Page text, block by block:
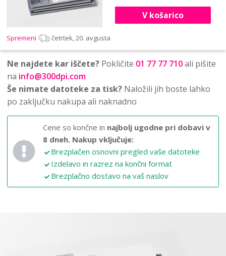
V košarico
Spremeni četrtek, 20. avgusta
Ne najdete kar iščete? Pokličite 01 77 77 710ali pišite
na info@300dpi.com
Še nimate datoteke za tisk? Naložili jih boste lahko
po zaključku nakupa ali naknadno
Cene so končne in najbolj ugodne pri dobavi v
8 dneh. Nakup vključuje:
Brezplačen osnovni pregled vaše datoteke
Izdelavo in razrez na končni format
Brezplačno dostavo na vaš naslov